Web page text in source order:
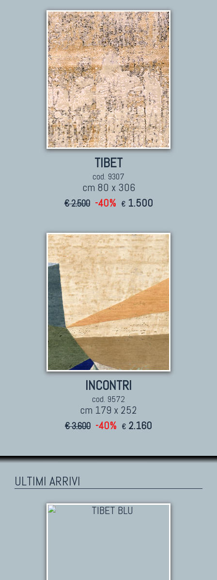
TIBET
cod. 9307
cm 80 x 306
€ 2.500 -40% € 1.500
INCONTRI
cod. 9572
cm 179 x 252
€ 3.600 -40% € 2.160
ULTIMI ARRIVI